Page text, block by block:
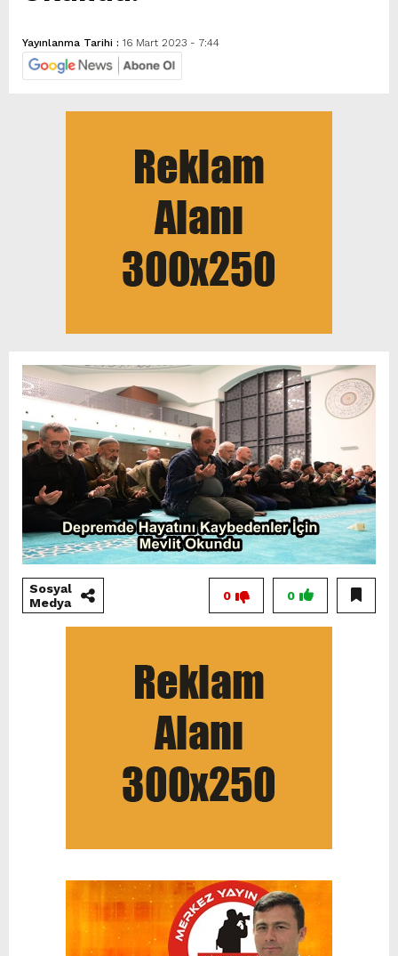
Yayınlanma Tarihi : 16 Mart 2023 - 7:44
Sosyal
Medya
0
0